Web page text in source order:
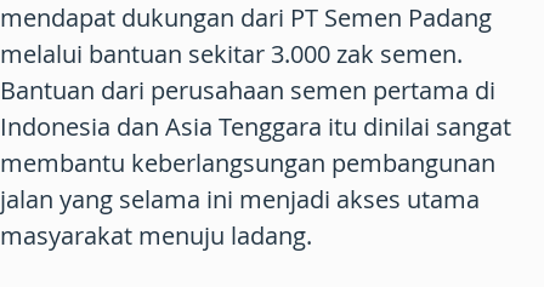
mendapat dukungan dari PT Semen Padang
melalui bantuan sekitar 3.000 zak semen.
Bantuan dari perusahaan semen pertama di
Indonesia dan Asia Tenggara itu dinilai sangat
membantu keberlangsungan pembangunan
jalan yang selama ini menjadi akses utama
masyarakat menuju ladang.